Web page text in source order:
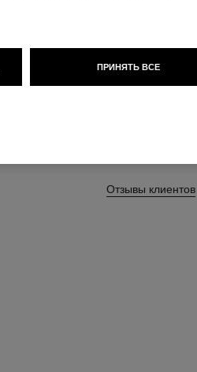
Отзывы клиентов
ПРИНЯТЬ ВСЕ